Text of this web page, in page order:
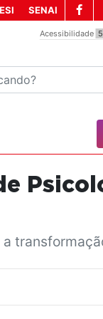
Acessibilidade 5
SENAI